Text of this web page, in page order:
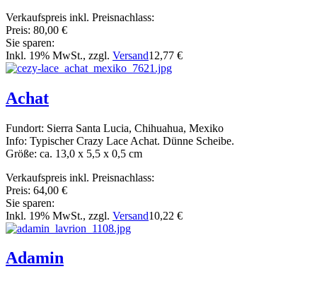
Verkaufspreis inkl. Preisnachlass:
Preis: 80,00 €
Sie sparen:
Inkl. 19% MwSt., zzgl. Versand12,77 €
Achat
Fundort: Sierra Santa Lucia, Chihuahua, Mexiko
Info: Typischer Crazy Lace Achat. Dünne Scheibe.
Größe: ca. 13,0 x 5,5 x 0,5 cm
Verkaufspreis inkl. Preisnachlass:
Preis: 64,00 €
Sie sparen:
Inkl. 19% MwSt., zzgl. Versand10,22 €
Adamin